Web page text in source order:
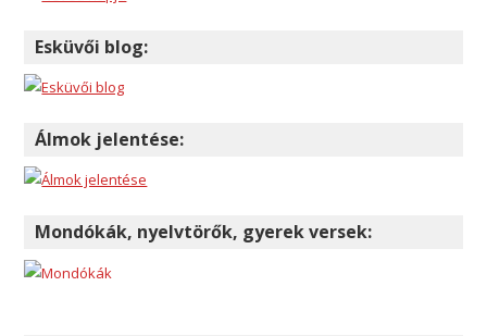
Esküvői blog:
Álmok jelentése:
Mondókák, nyelvtörők, gyerek versek: